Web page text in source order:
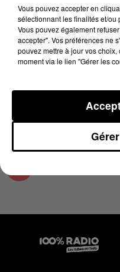
19 février 2025 - 2 min
LES INFOS DE
11H01
Podcasts infos de
Vous pouvez accepter en
sélectionnant les finalités et/ou
Vous pouvez également
accepter". Vos préférences ne
pouvez mettre à jour vos
moment via le lien "Gérer les